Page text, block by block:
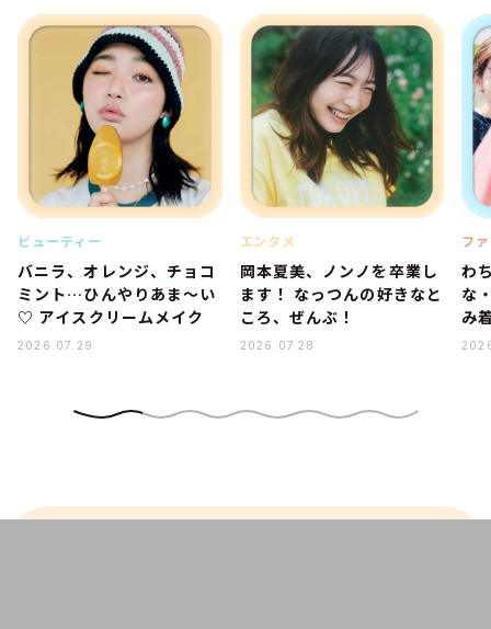
ビューティー
バニラ、オレンジ、チョコ
ミント…ひんやりあま～い
♡ アイスクリームメイク
2026.07.29
エンタメ
岡本夏美、ノンノを卒業し
ます！ なっつんの好きなと
ころ、ぜんぶ！
2026.07.28
フ
わ
な
み